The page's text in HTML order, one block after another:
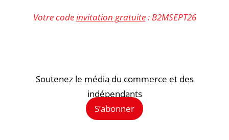
Votre codeinvitation gratuite: B2MSEPT26
Soutenez le média du commerce et des
indépendants
S’abonner